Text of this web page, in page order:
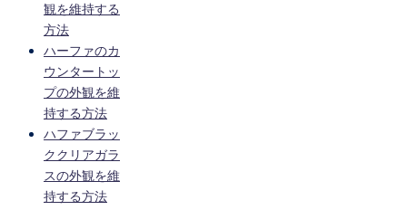
観を維持する
方法
ハーファのカ
ウンタートッ
プの外観を維
持する方法
ハファブラッ
ククリアガラ
スの外観を維
持する方法